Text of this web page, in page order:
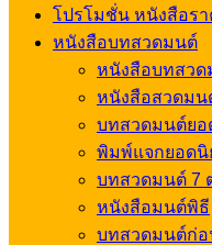
โปรโมชั่น หนังสือรา
หนังสือบทสวดมนต์
หนังสือบทสว
หนังสือสวดมน
บทสวดมนต์ยอ
พิมพ์แจกยอดนิ
บทสวดมนต์ 7
หนังสือมนต์พิธี
บทสวดมนต์ก่